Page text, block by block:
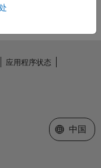
应用程序状态
选择网站
中国